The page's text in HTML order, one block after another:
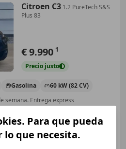
Citroen C3 1.2 PureTech S&S
Plus 83
€ 9.990 1
Precio justo
Gasolina
60 kW (82 CV)
semana. Entrega express
Para que pueda
lo que necesita.